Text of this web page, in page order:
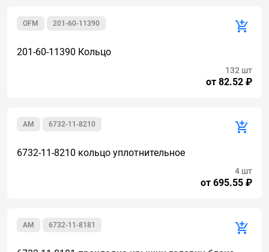
201-60-11390
OFM
201-60-11390 Кольцо
от 82.52 ₽
132 шт
6732-11-8210
AM
6732-11-8210 кольцо уплотнительное
от 695.55 ₽
4 шт
6732-11-8181
AM